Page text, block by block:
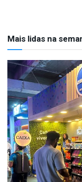
Mais lidas na